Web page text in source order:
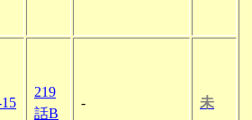
219
話B
- 未